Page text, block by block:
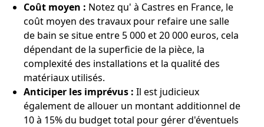
Coût moyen : Notez qu' à Castres en France, le
coût moyen des travaux pour refaire une salle
de bain se situe entre 5 000 et 20 000 euros, cela
dépendant de la superficie de la pièce, la
complexité des installations et la qualité des
matériaux utilisés.
Anticiper les imprévus : Il est judicieux
également de allouer un montant additionnel de
10 à 15% du budget total pour gérer d'éventuels